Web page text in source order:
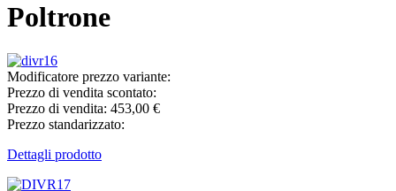
Poltrone
Modificatore prezzo variante:
Prezzo di vendita scontato:
Prezzo di vendita: 453,00 €
Prezzo standarizzato:
Dettagli prodotto